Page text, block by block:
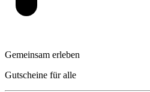
Gemeinsam erleben
Gutscheine für alle